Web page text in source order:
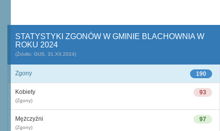
STATYSTYKI ZGONÓW W GMINIE BLACHOWNIA W
ROKU 2024
(Źródło: GUS, 31.XII.2024)
190
Zgony
93
Kobiety
(Zgony)
97
Mężczyźni
(Zgony)